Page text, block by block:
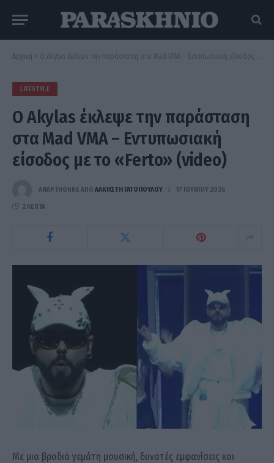
Αρχική » Ο Akylas έκλεψε την παράσταση στα Mad VMA – Εντυπωσιακή είσοδος με το «Ferto» (video)
LIFESTYLE
Ο Akylas έκλεψε την παράσταση
στα Mad VMA – Εντυπωσιακή
είσοδος με το «Ferto» (video)
ΑΝΑΡΤΗΘΗΚΕ ΑΠΟ ΆΛΚΗΣΤΗ ΓΑΤΟΠΟΎΛΟΥ 17 ΙΟΥΝΊΟΥ 2026
2 ΛΕΠΤΆ
Με μια βραδιά γεμάτη μουσική, δυνατές εμφανίσεις και